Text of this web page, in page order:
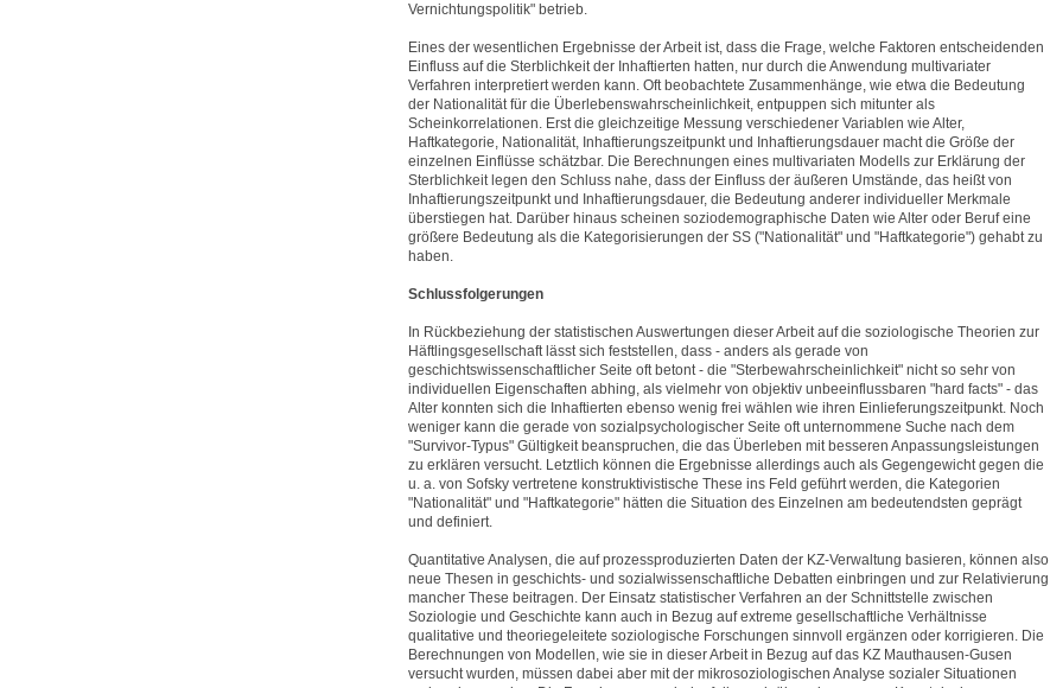
Vernichtungspolitik" betrieb.
Eines der wesentlichen Ergebnisse der Arbeit ist, dass die Frage, welche Faktoren entscheidenden
Einfluss auf die Sterblichkeit der Inhaftierten hatten, nur durch die Anwendung multivariater
Verfahren interpretiert werden kann. Oft beobachtete Zusammenhänge, wie etwa die Bedeutung
der Nationalität für die Überlebenswahrscheinlichkeit, entpuppen sich mitunter als
Scheinkorrelationen. Erst die gleichzeitige Messung verschiedener Variablen wie Alter,
Haftkategorie, Nationalität, Inhaftierungszeitpunkt und Inhaftierungsdauer macht die Größe der
einzelnen Einflüsse schätzbar. Die Berechnungen eines multivariaten Modells zur Erklärung der
Sterblichkeit legen den Schluss nahe, dass der Einfluss der äußeren Umstände, das heißt von
Inhaftierungszeitpunkt und Inhaftierungsdauer, die Bedeutung anderer individueller Merkmale
überstiegen hat. Darüber hinaus scheinen soziodemographische Daten wie Alter oder Beruf eine
größere Bedeutung als die Kategorisierungen der SS ("Nationalität" und "Haftkategorie") gehabt zu
haben.
Schlussfolgerungen
In Rückbeziehung der statistischen Auswertungen dieser Arbeit auf die soziologische Theorien zur
Häftlingsgesellschaft lässt sich feststellen, dass - anders als gerade von
geschichtswissenschaftlicher Seite oft betont - die "Sterbewahrscheinlichkeit" nicht so sehr von
individuellen Eigenschaften abhing, als vielmehr von objektiv unbeeinflussbaren "hard facts" - das
Alter konnten sich die Inhaftierten ebenso wenig frei wählen wie ihren Einlieferungszeitpunkt. Noch
weniger kann die gerade von sozialpsychologischer Seite oft unternommene Suche nach dem
"Survivor-Typus" Gültigkeit beanspruchen, die das Überleben mit besseren Anpassungsleistungen
zu erklären versucht. Letztlich können die Ergebnisse allerdings auch als Gegengewicht gegen die
u. a. von Sofsky vertretene konstruktivistische These ins Feld geführt werden, die Kategorien
"Nationalität" und "Haftkategorie" hätten die Situation des Einzelnen am bedeutendsten geprägt
und definiert.
Quantitative Analysen, die auf prozessproduzierten Daten der KZ-Verwaltung basieren, können also
neue Thesen in geschichts- und sozialwissenschaftliche Debatten einbringen und zur Relativierung
mancher These beitragen. Der Einsatz statistischer Verfahren an der Schnittstelle zwischen
Soziologie und Geschichte kann auch in Bezug auf extreme gesellschaftliche Verhältnisse
qualitative und theoriegeleitete soziologische Forschungen sinnvoll ergänzen oder korrigieren. Die
Berechnungen von Modellen, wie sie in dieser Arbeit in Bezug auf das KZ Mauthausen-Gusen
versucht wurden, müssen dabei aber mit der mikrosoziologischen Analyse sozialer Situationen